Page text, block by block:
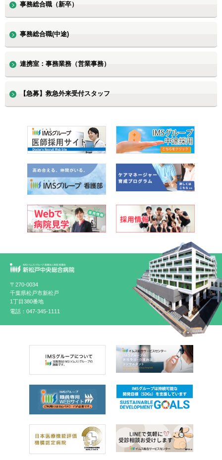
事務総合職（新卒）
事務総合職(中途)
連携室：事務業務（営業事務）
【急募】救急外来受付スタッフ
〒270-0034
千葉県松戸市新松戸
1丁目380番地
電話：047-345-1111